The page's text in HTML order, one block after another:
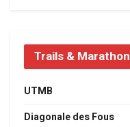
Trails &
UTMB
Diagonale des Fous